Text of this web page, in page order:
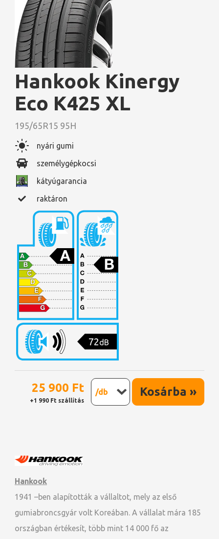
Hankook Kinergy
Eco K425 XL
195/65R15 95H
nyári gumi
személygépkocsi
kátyúgarancia
raktáron
72dB
25 900 Ft
+1 990 Ft szállítás
/db Kosárba »
Hankook
1941 –ben alapították a vállaltot, mely az első
gumiabroncsgyár volt Koreában. A vállalat mára 185
országban értékesít, több mint 14 000 fő az